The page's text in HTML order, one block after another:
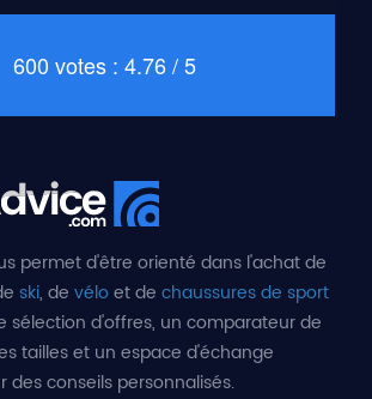
600 votes : 4.76 / 5
permet d'être orienté dans l'achat de
ski, de véloet de chaussures de sport
sélection d'offres, un comparateur de
tailles et un espace d'échange
des conseils personnalisés.